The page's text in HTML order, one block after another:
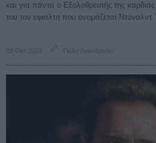
και για πάντα ο Εξολοθρευτής της
του τον εφιάλτη που ονομάζεται
09 Οκτ 2016 Πόλυ Λυκούργου